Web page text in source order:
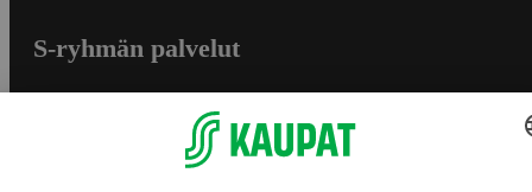
S-ryhmän palvelut
Yhteishyvä Ruoka -sovellus